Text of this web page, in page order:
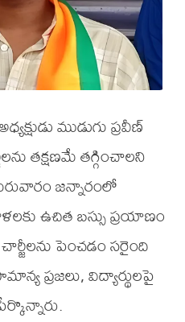
ముడుగు ప్రవీణ్
తక్షణమే తగ్గించాలని
జన్నారంలో
ఉచిత బస్సు ప్రయాణం
పెంచడం సరైంది
ప్రజలు, విద్యార్థులపై